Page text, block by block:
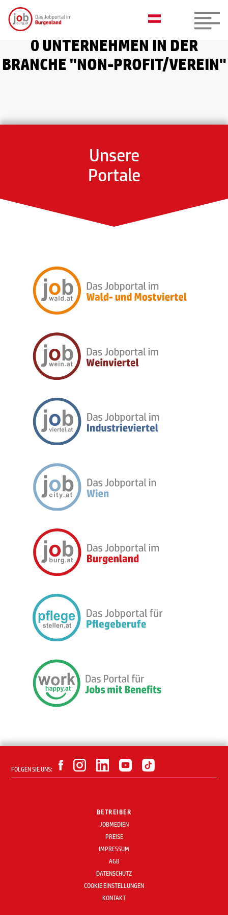
0 UNTERNEHMEN IN DER
BRANCHE "NON-PROFIT/VEREIN"
Unsere
Portale
FOLGEN SIE UNS:
BETREIBER
JOBMEDIEN
PREISE
IMPRESSUM
AGB
DATENSCHUTZ
COOKIE EINSTELLUNGEN
KONTAKT